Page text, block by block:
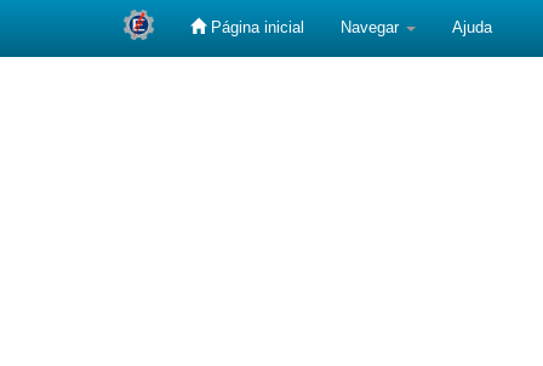
Página inicial Navegar Ajuda